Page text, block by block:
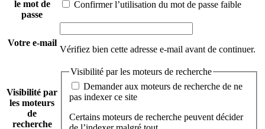
le mot de
passe
Confirmer l’utilisation du mot de passe faible
Votre e-mail
Vérifiez bien cette adresse e-mail avant de continuer.
Visibilité par
les moteurs
de
recherche
Visibilité par les moteurs de recherche
pas indexer ce site
Certains moteurs de recherche peuvent décider